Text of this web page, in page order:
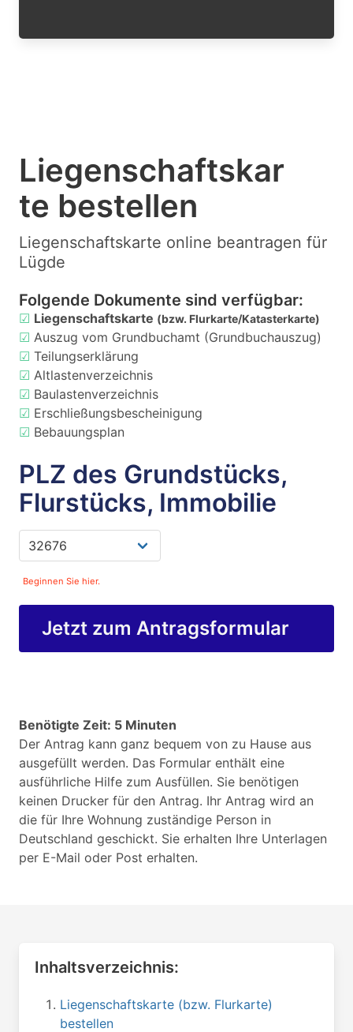
Liegenschaftskar
te bestellen
Liegenschaftskarte online beantragen für
Lügde
Folgende Dokumente sind verfügbar:
☑ Liegenschaftskarte (bzw. Flurkarte/Katasterkarte)
☑ Auszug vom Grundbuchamt (Grundbuchauszug)
☑ Teilungserklärung
☑ Altlastenverzeichnis
☑ Baulastenverzeichnis
☑ Erschließungsbescheinigung
☑ Bebauungsplan
PLZ des Grundstücks,
Flurstücks, Immobilie
Beginnen Sie hier.
Jetzt zum Antragsformular
Benötigte Zeit: 5 Minuten
Der Antrag kann ganz bequem von zu Hause aus
ausgefüllt werden. Das Formular enthält eine
ausführliche Hilfe zum Ausfüllen. Sie benötigen
keinen Drucker für den Antrag. Ihr Antrag wird an
die für Ihre Wohnung zuständige Person in
Deutschland geschickt. Sie erhalten Ihre Unterlagen
per E-Mail oder Post erhalten.
Inhaltsverzeichnis:
Liegenschaftskarte (bzw. Flurkarte)
bestellen